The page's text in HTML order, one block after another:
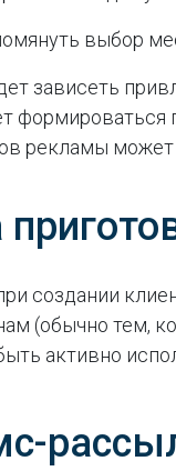
выбор
зависеть
рекламы может
создании
(обычно тем,
активно